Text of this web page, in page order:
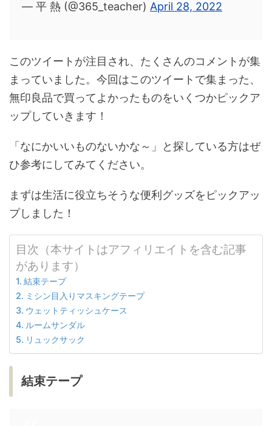
— 平 熱 (@365_teacher) April 28, 2022
このツイートが注目され、たくさんのコメントが集
まっていました。今回はこのツイートで集まった、
無印良品で買ってよかったものをいくつかピックア
ップしていきます！
「なにかいいものないかな～」と探している方はぜ
ひ参考にしてみてください。
まずは生活に役立ちそうな便利グッズをピックアッ
プしました！
目次（本サイトはアフィリエイトを含む記事
があります）
結束テープ
ミシン目入りマスキングテープ
ウェットティッシュケース
ルームサンダル
リュックサック
結束テープ